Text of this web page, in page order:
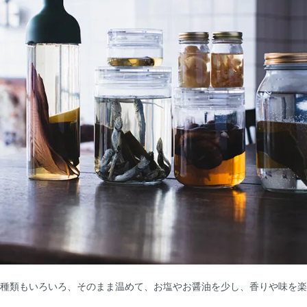
類もいろいろ、そのまま温めて、お塩やお醤油を少し、香りや味を